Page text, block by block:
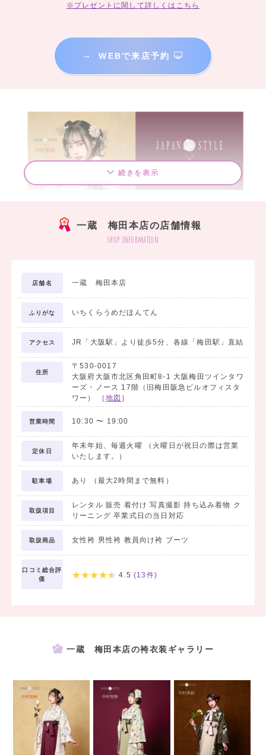
※プレゼントに関して詳しくはこちら
→ WEBで来店予約
続きを表示
一蔵 梅田本店の店舗情報
shop information
店舗名 一蔵 梅田本店
ふりがな いちくらうめだほんてん
アクセス JR「大阪駅」より徒歩5分、各線「梅田駅」直結
住所
〒530-0017
大阪府大阪市北区角田町8-1 大阪梅田ツインタワ
ーズ・ノース 17階（旧梅田阪急ビルオフィスタ
ワー）
［ 地図 ］
営業時間 10:30 〜 19:00
定休日
年末年始、毎週火曜 （火曜日が祝日の際は営業
いたします。）
駐車場 あり （最大2時間まで無料）
取扱項目
レンタル 販売 着付け 写真撮影 持ち込み着物 ク
リーニング 卒業式日の当日対応
取扱商品 女性袴 男性袴 教員向け袴 ブーツ
口コミ総合評
価
4.5 (13 件)
一蔵 梅田本店の袴衣装ギャラリー